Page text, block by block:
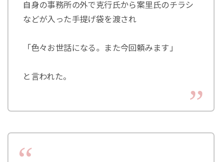
自身の事務所の外で克行氏から案里氏のチラシ
などが入った手提げ袋を渡され
「色々お世話になる。また今回頼みます」
と言われた。